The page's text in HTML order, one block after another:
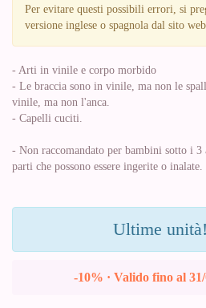
Per evitare questi possibili errori, si
versione inglese o spagnola dal sito
- Arti in vinile e corpo morbido
- Le braccia sono in vinile, ma non le
vinile, ma non l'anca.
- Capelli cuciti.
- Non raccomandato per bambini sotto i 3
parti che possono essere ingerite o inalate.
Ultime unità!
-10% · Valido fino al